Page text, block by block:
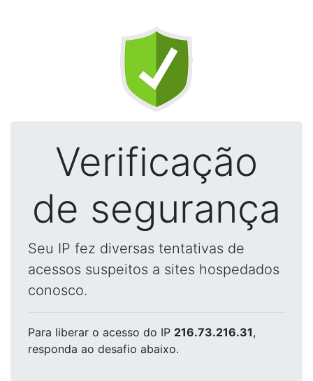
Verificação
de segurança
Seu IP fez diversas tentativas de
acessos suspeitos a sites hospedados
conosco.
Para liberar o acesso do IP 216.73.216.31,
responda ao desafio abaixo.